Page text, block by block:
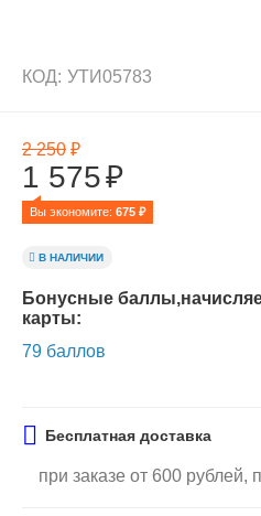
КОД: УТИ05783
2 250 ₽
1 575₽
Вы экономите: 675 ₽
В НАЛИЧИИ
Бонусные
карты:
79 баллов
Бесплатная доставка
при заказе от 600 рублей,